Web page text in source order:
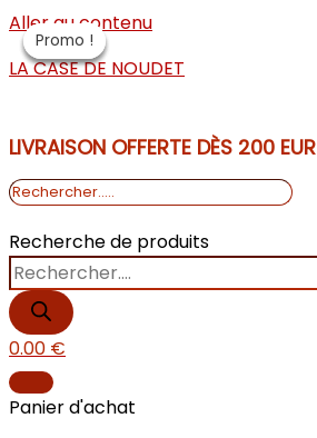
Aller au contenu
LA CASE DE NOUDET
LIVRAISON OFFERTE DÈS 200 EUR
Recherche de produits
0.00 €
Panier d'achat
Promo !
Promo !
Promo !
Promo !